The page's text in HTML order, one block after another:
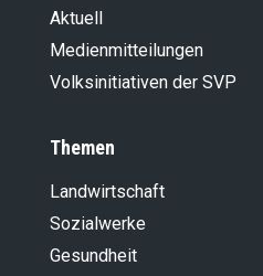
Aktuell
Medienmitteilungen
Volksinitiativen der SVP
Themen
Landwirt­schaft
Sozialwerke
Gesundheit